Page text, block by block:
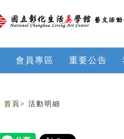
會員專區 重要公告
首頁 > 活動明細